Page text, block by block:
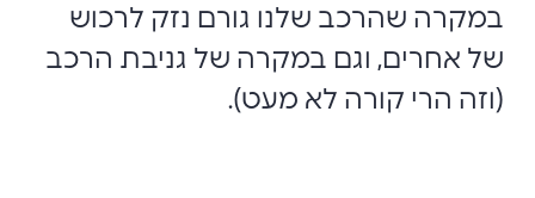
במקרה שהרכב שלנו גורם נזק לרכוש
של אחרים, וגם במקרה של גניבת הרכב
(וזה הרי קורה לא מעט).